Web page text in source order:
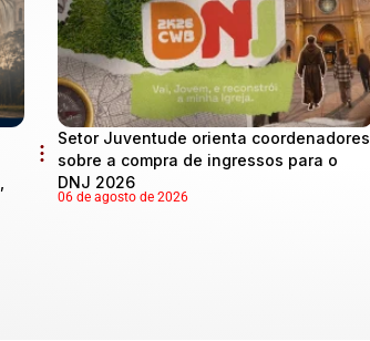
Setor Juventude orienta coordenadores
sobre a compra de ingressos para o
DNJ 2026
06 de agosto de 2026